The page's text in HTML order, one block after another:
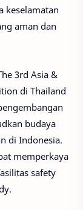
keselamatan
aman dan
3rd Asia &
di Thailand
budaya
di Indonesia.
memperkaya
safety